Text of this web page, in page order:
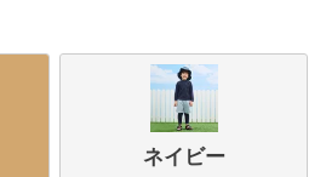
ネイビー